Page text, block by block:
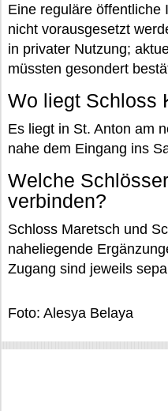
Eine reguläre öffentliche
nicht vorausgesetzt
in privater Nutzung;
müssten gesondert
Wo liegt Schloss
Es liegt in St. Anton am
nahe dem Eingang ins
Welche
verbinden?
Schloss Maretsch und
naheliegende
Zugang sind jeweils
Foto: Alesya Belaya